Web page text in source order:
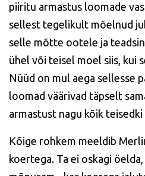
piiritu armastus loomade
sellest tegelikult mõelnud
selle mõtte ootele ja
ühel või teisel moel siis, kui
Nüüd on mul aega sellesse
loomad väärivad täpselt
armastust nagu kõik
Kõige rohkem meeldib
koertega. Ta ei oskagi